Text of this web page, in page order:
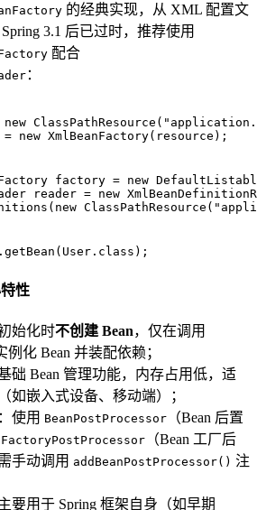
的经典实现，从 XML 配置文
3.1 后已过时，推荐使用
配合
：
new ClassPathResource (
= new XmlBeanFactory(resource);
factory = new
reader = new
new ClassPathResource (
性
始化时不创建 Bean，仅在调用
例化 Bean 并装配依赖；
础 Bean 管理功能，内存占用低，适
如嵌入式设备、移动端）；
使用 BeanPostProcessor （Bean 后置
（Bean 工厂后
手动调用 addBeanPostProcessor() 注
要用于 Spring 框架自身（如早期